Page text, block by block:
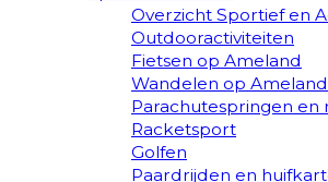
Overzicht Sportief en
Outdooractiviteiten
Fietsen op Ameland
Wandelen op Ameland
Parachutespringen en
Racketsport
Golfen
Paardrijden en